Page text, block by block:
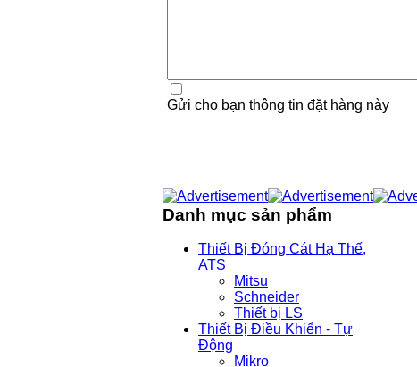
Gửi cho bạn thông tin đặt hàng này
Danh mục sản phẩm
Thiết Bị Đóng Cát Hạ Thế,
ATS
Mitsu
Schneider
Thiết bị LS
Thiết Bị Điều Khiển - Tự
Động
Mikro